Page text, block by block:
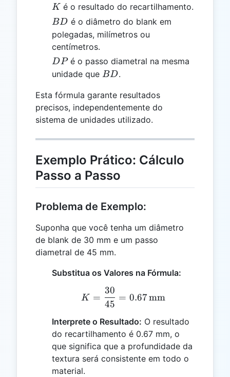
K
K é o resultado do recartilhamento.
BD
BD é o diâmetro do blank em
polegadas, milímetros ou
centímetros.
DP
DPé o passo diametral na mesma
unidade que BD
BD.
Esta fórmula garante resultados
precisos, independentemente do
sistema de unidades utilizado.
Exemplo Prático: Cálculo
Passo a Passo
Problema de Exemplo:
Suponha que você tenha um diâmetro
de blank de 30 mm e um passo
diametral de 45 mm.
Substitua os Valores na Fórmula:
K = \frac{30}{45} =
K =
45
30
= 0.67mm
Interprete o Resultado: O resultado
do recartilhamento é 0.67 mm, o
que significa que a profundidade da
textura será consistente em todo o
material.